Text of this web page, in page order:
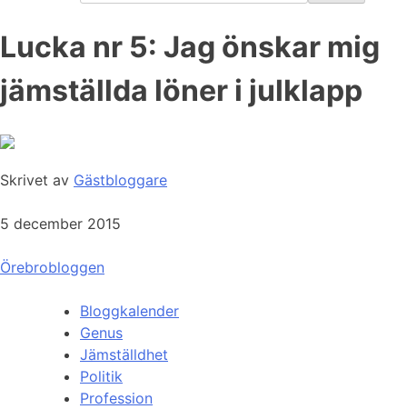
Lucka nr 5: Jag önskar mig
jämställda löner i julklapp
Skrivet av Gästbloggare
5 december 2015
Örebrobloggen
Bloggkalender
Genus
Jämställdhet
Politik
Profession